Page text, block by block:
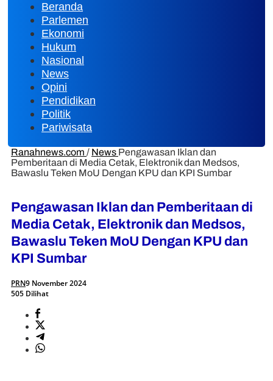
Beranda
Parlemen
Ekonomi
Hukum
Nasional
News
Opini
Pendidikan
Politik
Pariwisata
Ranahnews.com / News Pengawasan Iklan dan
Pemberitaan di Media Cetak, Elektronik dan Medsos,
Bawaslu Teken MoU Dengan KPU dan KPI Sumbar
Pengawasan Iklan dan Pemberitaan di
Media Cetak, Elektronik dan Medsos,
Bawaslu Teken MoU Dengan KPU dan
KPI Sumbar
PRN9 November 2024
505 Dilihat